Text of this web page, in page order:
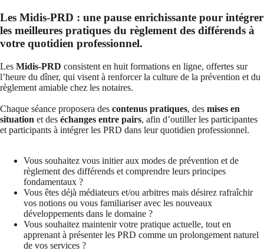
Les Midis-PRD : une pause enrichissante pour intégrer
les meilleures pratiques du règlement des différends à
votre quotidien professionnel.
Les Midis-PRD consistent en huit formations en ligne, offertes sur
l’heure du dîner, qui visent à renforcer la culture de la prévention et du
règlement amiable chez les notaires.
Chaque séance proposera des contenus pratiques, des mises en
situation et des échanges entre pairs, afin d’outiller les participantes
et participants à intégrer les PRD dans leur quotidien professionnel.
Vous souhaitez vous initier aux modes de prévention et de
règlement des différends et comprendre leurs principes
fondamentaux ?
Vous êtes déjà médiateurs et/ou arbitres mais désirez rafraîchir
vos notions ou vous familiariser avec les nouveaux
développements dans le domaine ?
Vous souhaitez maintenir votre pratique actuelle, tout en
apprenant à présenter les PRD comme un prolongement naturel
de vos services ?​